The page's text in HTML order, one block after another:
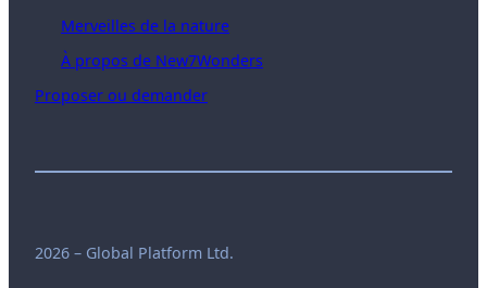
Merveilles de la nature
À propos de New7Wonders
Proposer ou demander
2026 – Global Platform Ltd.